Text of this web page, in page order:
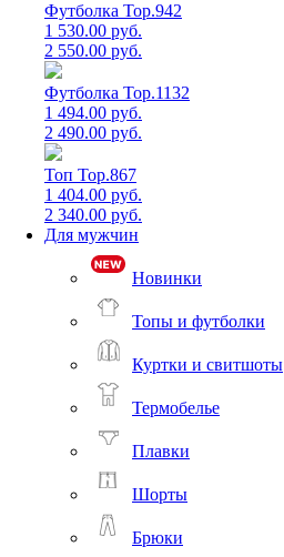
Футболка Top.942
1 530.00 руб.
2 550.00 руб.
Футболка Top.1132
1 494.00 руб.
2 490.00 руб.
Топ Top.867
1 404.00 руб.
2 340.00 руб.
Для мужчин
Новинки
Топы и футболки
Куртки и свитшоты
Термобелье
Плавки
Шорты
Брюки